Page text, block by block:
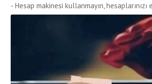
- Hesap makinesi kullanmayın, hesaplarınızı